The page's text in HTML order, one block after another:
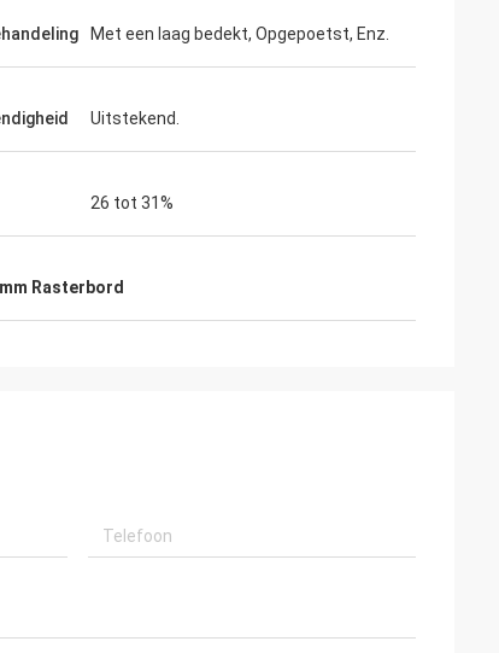
Met een laag bedekt, Opgepoetst, Enz.
Uitstekend.
26 tot 31%
Rasterbord